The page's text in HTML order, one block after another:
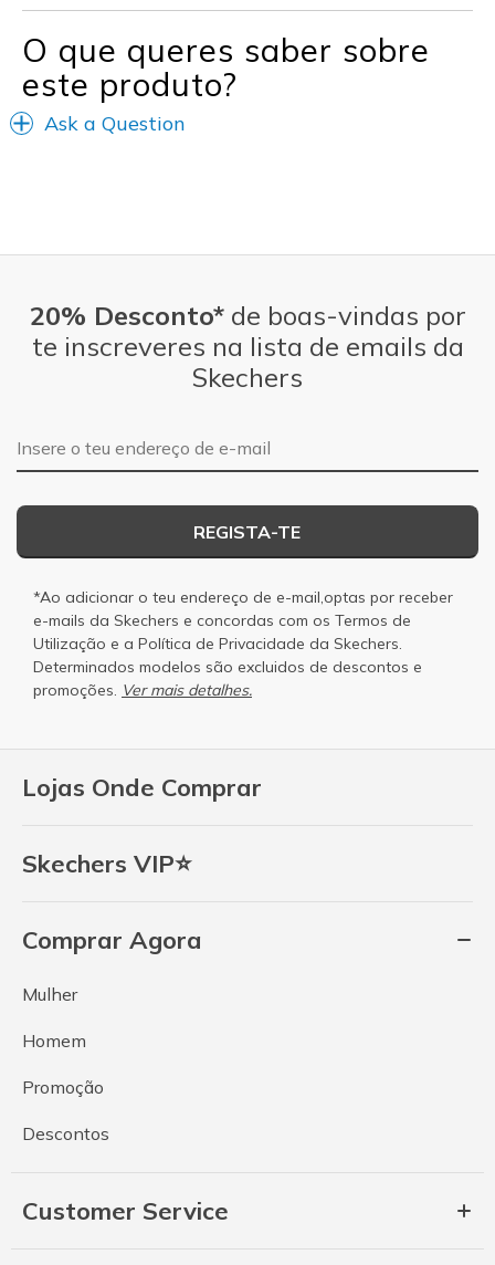
Width
Feels too narrow
Sizing
Feels true to size
View On Shoes
Shoes are for Wearing
O que queres saber sobre
este produto?
Ask a Question
Lojas Onde Comprar
Skechers VIP⭐
Comprar Agora
Mulher
Homem
Promoção
Descontos
Customer Service
20% Desconto*de boas-vindas por
te inscreveres na lista de emails da
Skechers
Endereço de e-mail
REGISTA-TE
*Ao adicionar o teu endereço de e-mail,optas por receber
e-mails da Skechers e concordas com os Termos de
Utilização e a Política de Privacidade da Skechers.
Determinados modelos são excluidos de descontos e
promoções. Ver mais detalhes.